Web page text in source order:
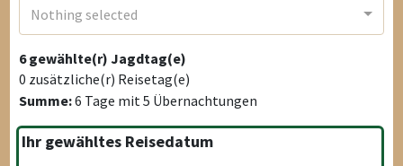
Nothing selected
6gewählte(r) Jagdtag(e)
0 zusätzliche(r) Reisetag(e)
Summe:6 Tage mit5 Übernachtungen
Ihr gewähltes Reisedatum